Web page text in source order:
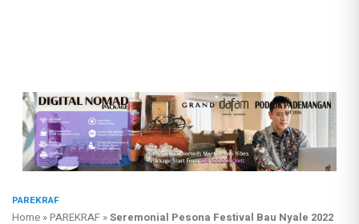
PAREKRAF
Home »PAREKRAF »Seremonial Pesona Festival Bau Nyale 2022